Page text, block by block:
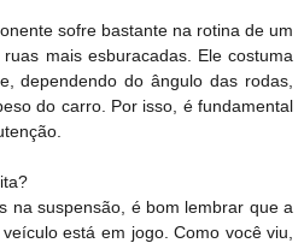
sofre bastante na rotina de um
mais esburacadas. Ele costuma
dependendo do ângulo das rodas,
do carro. Por isso, é fundamental
na suspensão, é bom lembrar que a
está em jogo. Como você viu,